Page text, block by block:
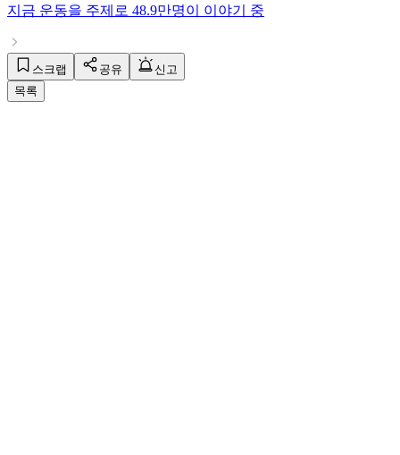
지금 운동을 주제로 48.9만명이 이야기 중
스크랩 공유
신고
목록